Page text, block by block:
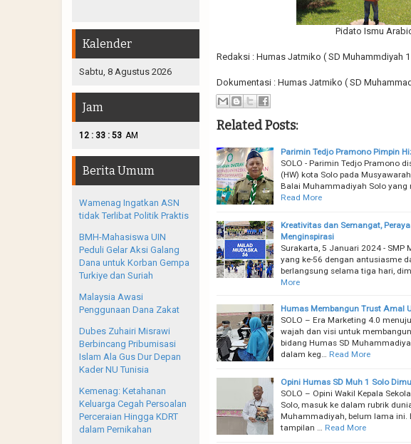
Pidato Ismu
Redaksi : Humas Jatmiko ( SD Muhammdiyah
Dokumentasi : Humas Jatmiko ( SD
Related Posts:
Parimin Tedjo Pramono Pimpin
SOLO - Parimin Tedjo Pramono
(HW) kota Solo pada
Balai Muhammadiyah Solo yang
Read More
Kreativitas dan Semangat,
Menginspirasi
Surakarta, 5 Januari 2024 -
yang ke-56 dengan antusiasme
berlangsung selama tiga hari,
More
Humas Membangun Trust Amal
SOLO – Era Marketing 4.0
wajah dan visi untuk
bidang Humas SD
dalam keg…
Read More
Opini Humas SD Muh 1 Solo
SOLO – Opini Wakil Kepala
Solo, masuk ke dalam rubrik
Muhammadiyah, belum lama ini.
tampilan …
Read More
Kalender
Sabtu, 8 Agustus 2026
Jam
12 : 33 : 54 AM
Berita Umum
Wamenag Ingatkan ASN
tidak Terlibat Politik Praktis
BMH-Mahasiswa UIN
Peduli Gelar Aksi Galang
Dana untuk Korban Gempa
Turkiye dan Suriah
Malaysia Awasi
Penggunaan Dana Zakat
Dubes Zuhairi Misrawi
Berbincang Pribumisasi
Islam Ala Gus Dur Depan
Kader NU Tunisia
Kemenag: Ketahanan
Keluarga Cegah Persoalan
Perceraian Hingga KDRT
dalam Pernikahan